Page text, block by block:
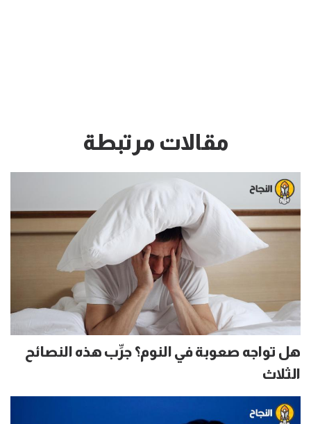
مقالات مرتبطة
هل تواجه صعوبة في النوم؟ جرِّب هذه النصائح
الثلاث